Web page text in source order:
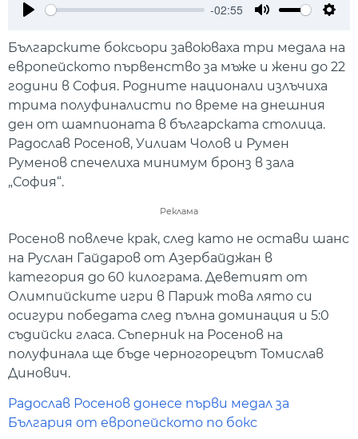
-02:55
Българските боксьори завоюваха три медала на
европейското първенство за мъже и жени до 22
години в София. Родните национали излъчиха
трима полуфиналисти по време на днешния
ден от шампионата в българската столица.
Радослав Росенов, Уилиам Чолов и Румен
Руменов спечелиха минимум бронз в зала
„София“.
Реклама
Росенов повлече крак, след като не остави шанс
на Руслан Гайдаров от Азербайджан в
категория до 60 килограма. Деветият от
Олимпийските игри в Париж това лято си
осигури победата след пълна доминация и 5:0
съдийски гласа. Съперник на Росенов на
полуфинала ще бъде черногорецът Томислав
Динович.
Радослав Росенов донесе първи медал за
България от европейското по бокс